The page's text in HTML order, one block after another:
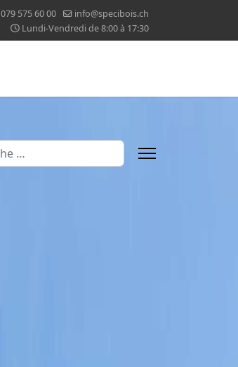
079 575 60 00
info@specibois.ch
Lundi-Vendredi de 8:00 à 17:30